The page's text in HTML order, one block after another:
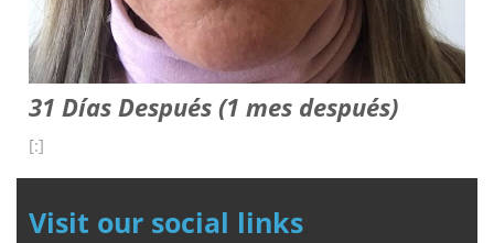
31 Días Después (1 mes después)
[:]
Visit our social links